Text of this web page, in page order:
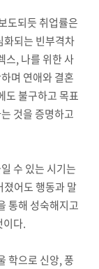
도되듯 취업률은
화되는 빈부격차
스, 나를 위한 사
며 연애와 결혼
도 불구하고 목표
것을 증명하고
수 있는 시기는
어도 행동과 말
통해 성숙해지고
이다.
학으로 신앙, 풍